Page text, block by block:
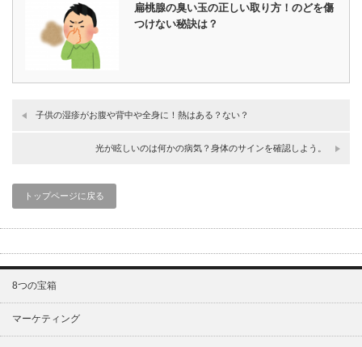
扁桃腺の臭い玉の正しい取り方！のどを傷
つけない秘訣は？
子供の湿疹がお腹や背中や全身に！熱はある？ない？
光が眩しいのは何かの病気？身体のサインを確認しよう。
トップページに戻る
8つの宝箱
マーケティング